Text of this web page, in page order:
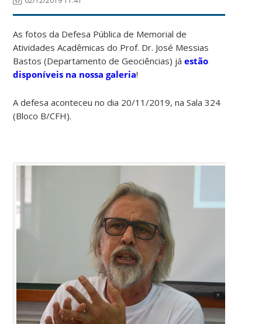
As fotos da Defesa Pública de Memorial de
Atividades Acadêmicas do Prof. Dr. José Messias
Bastos (Departamento de Geociências) jáestão
disponíveis na nossa galeria!
A defesa aconteceu no dia 20/11/2019, na Sala 324
(Bloco B/CFH).